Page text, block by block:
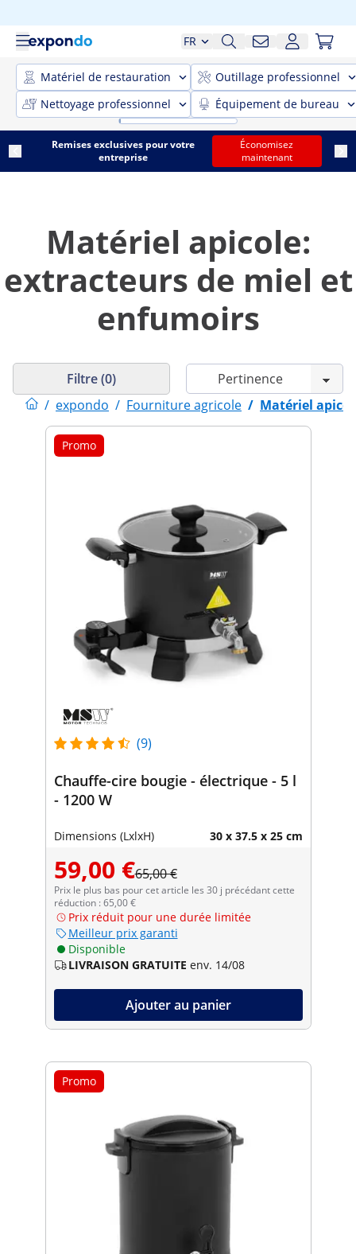
FR
Matériel de restauration
Outillage professionnel
Nettoyage professionnel
Équipement de bureau
Remises exclusives pour votre
entreprise
Économisez
maintenant
Matériel apicole:
extracteurs de miel et
enfumoirs
/ expondo / Fourniture agricole / Matériel
Filtre (0)
Promo
(9)
Chauffe-cire bougie - électrique - 5 l
- 1200 W
Dimensions (LxlxH) 30 x 37.5 x 25 cm
59,00 €65,00 €
Prix le plus bas pour cet article les 30 j précédant cette
réduction : 65,00 €
Prix réduit pour une durée limitée
Meilleur prix garanti
Disponible
LIVRAISON GRATUITE env. 14/08
Ajouter au panier
Promo